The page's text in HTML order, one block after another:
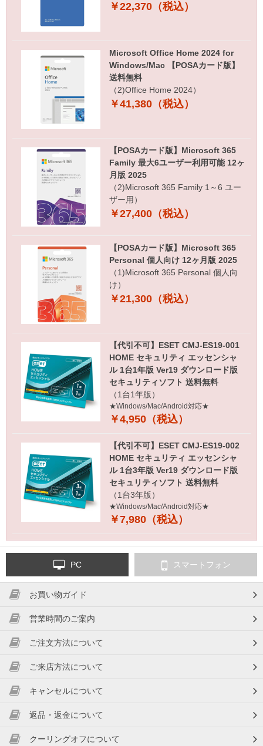
￥22,370（税込）
Microsoft Office Home 2024 for
Windows/Mac 【POSAカード版】
送料無料
（2)Office Home 2024）
￥41,380（税込）
【POSAカード版】Microsoft 365
Family 最大6ユーザー利用可能 12ヶ
月版 2025
（2)Microsoft 365 Family 1～6 ユー
ザー用）
￥27,400（税込）
【POSAカード版】Microsoft 365
Personal 個人向け 12ヶ月版 2025
（1)Microsoft 365 Personal 個人向
け）
￥21,300（税込）
【代引不可】ESET CMJ-ES19-001
HOME セキュリティ エッセンシャ
ル 1台1年版 Ver19 ダウンロード版
セキュリティソフト 送料無料
（1台1年版）
★Windows/Mac/Android対応★
￥4,950（税込）
【代引不可】ESET CMJ-ES19-002
HOME セキュリティ エッセンシャ
ル 1台3年版 Ver19 ダウンロード版
セキュリティソフト 送料無料
（1台3年版）
★Windows/Mac/Android対応★
￥7,980（税込）
PC スマートフォン
お買い物ガイド
営業時間のご案内
ご注文方法について
ご来店方法について
キャンセルについて
返品・返金について
クーリングオフについて